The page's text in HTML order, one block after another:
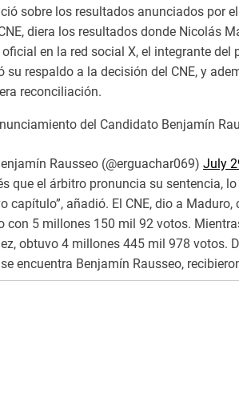
sobre los resultados anunciados por
diera los resultados donde Nicolás
en la red social X, el integrante
su respaldo a la decisión del CNE, y
reconciliación.
del Candidato Benjamín
Rausseo (@erguachar069) July
que el árbitro pronuncia su sentencia,
capítulo”, añadió. El CNE, dio a
con 5 millones 150 mil 92 votos.
obtuvo 4 millones 445 mil 978 votos.
encuentra Benjamín Rausseo,